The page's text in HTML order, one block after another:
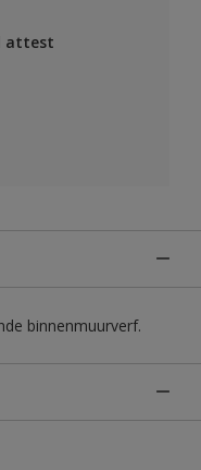
attest
binnenmuurverf.